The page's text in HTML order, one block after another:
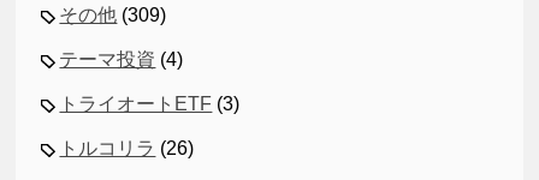
その他 (309)
テーマ投資 (4)
トライオートETF (3)
トルコリラ (26)